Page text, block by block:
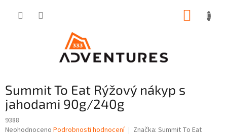
Summit To Eat Rýžový nákyp s
jahodami 90g/240g
9388
Průměrné
Neohodnoceno Podrobnosti hodnocení Značka: Summit To Eat